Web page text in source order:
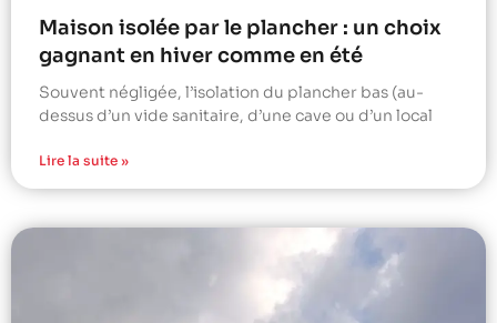
Maison isolée par le plancher : un choix
gagnant en hiver comme en été
Souvent négligée, l’isolation du plancher bas (au-
dessus d’un vide sanitaire, d’une cave ou d’un local
Lire la suite »